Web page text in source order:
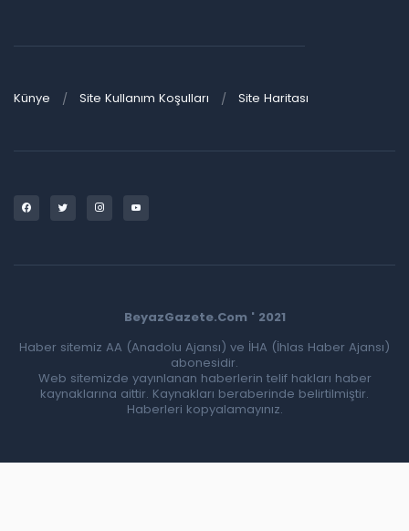
Künye Site Kullanım Koşulları Site Haritası
BeyazGazete.Com ' 2021
Haber sitemiz AA (Anadolu Ajansı) ve İHA (İhlas Haber Ajansı)
abonesidir.
Web sitemizde yayınlanan haberlerin telif hakları haber
kaynaklarına aittir. Kaynakları beraberinde belirtilmiştir.
Haberleri kopyalamayınız.